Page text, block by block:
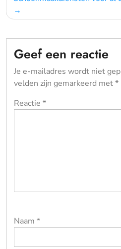
Geef een reactie
Je e-mailadres wordt niet
velden zijn gemarkeerd met*
Reactie *
Naam *